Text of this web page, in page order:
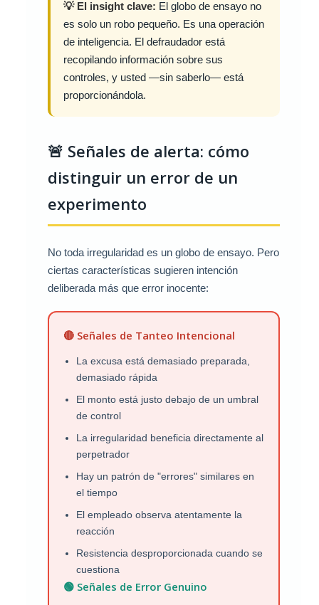
💡 El insight clave: El globo de ensayo no
es solo un robo pequeño. Es una operación
de inteligencia. El defraudador está
recopilando información sobre sus
controles, y usted —sin saberlo— está
proporcionándola.
🚨 Señales de alerta: cómo
distinguir un error de un
experimento
No toda irregularidad es un globo de ensayo. Pero
ciertas características sugieren intención
deliberada más que error inocente:
🔴 Señales de Tanteo Intencional
La excusa está demasiado preparada,
demasiado rápida
El monto está justo debajo de un umbral
de control
La irregularidad beneficia directamente al
perpetrador
Hay un patrón de "errores" similares en
el tiempo
El empleado observa atentamente la
reacción
Resistencia desproporcionada cuando se
cuestiona
🟢 Señales de Error Genuino